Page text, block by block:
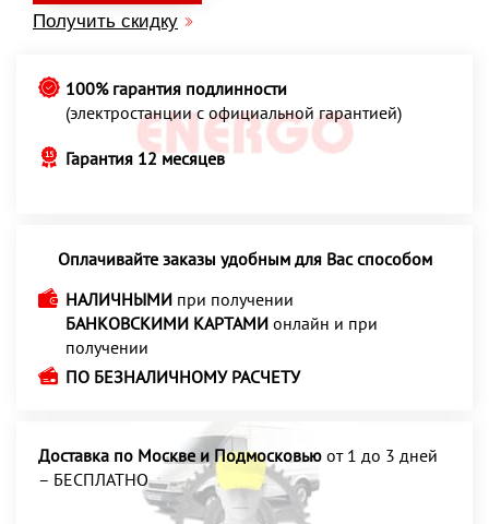
Получить скидку
100% гарантия подлинности
(электростанции с официальной гарантией)
Гарантия 12 месяцев
Оплачивайте заказы удобным для Вас способом
НАЛИЧНЫМИ при получении
БАНКОВСКИМИ КАРТАМИ онлайн и при
получении
ПО БЕЗНАЛИЧНОМУ РАСЧЕТУ
Доставка по Москве и Подмосковью от 1 до 3 дней
– БЕСПЛАТНО